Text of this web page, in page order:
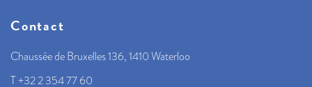
Contact
Chaussée de Bruxelles 136, 1410 Waterloo
T +32 2 354 77 60